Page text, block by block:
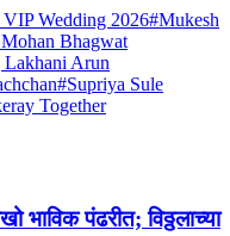
VIP Wedding 2026#Mukesh
Bhagwat
Lakhani Arun
#Supriya Sule
Together
भाविक पंढरीत; विठ्ठलाच्या